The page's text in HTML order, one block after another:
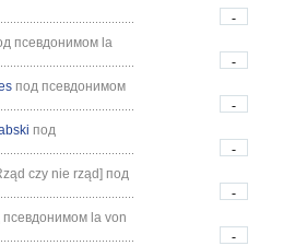
-
псевдонимом la
-
под псевдонимом
-
под
-
czy nie rząd] под
-
псевдонимом la von
-